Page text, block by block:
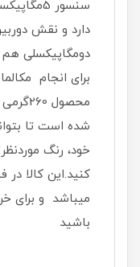
سنسور
دارد و نقش
دومگاپیکسلی
برای انجام
شده است تا
خود، رنگ
کنید.این کالا در
میباشد و برای
باشید